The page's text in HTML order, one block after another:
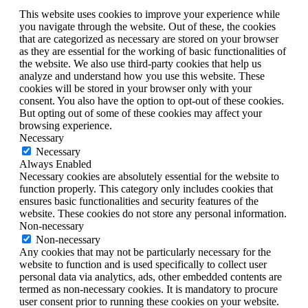
This website uses cookies to improve your experience while
you navigate through the website. Out of these, the cookies
that are categorized as necessary are stored on your browser
as they are essential for the working of basic functionalities of
the website. We also use third-party cookies that help us
analyze and understand how you use this website. These
cookies will be stored in your browser only with your
consent. You also have the option to opt-out of these cookies.
But opting out of some of these cookies may affect your
browsing experience.
Necessary
Necessary
Always Enabled
Necessary cookies are absolutely essential for the website to
function properly. This category only includes cookies that
ensures basic functionalities and security features of the
website. These cookies do not store any personal information.
Non-necessary
Non-necessary
Any cookies that may not be particularly necessary for the
website to function and is used specifically to collect user
personal data via analytics, ads, other embedded contents are
termed as non-necessary cookies. It is mandatory to procure
user consent prior to running these cookies on your website.